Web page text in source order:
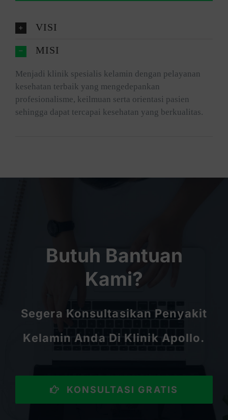
VISI
MISI
Menjadi klinik spesialis kelamin dengan pelayanan
kesehatan terbaik yang mengedepankan
profesionalisme, keilmuan serta orientasi pasien
sehingga dapat tercapai kesehatan yang berkualitas.
Butuh Bantuan
Kami?
Segera Konsultasikan Penyakit
Kelamin Anda Di Klinik Apollo.
KONSULTASI GRATIS